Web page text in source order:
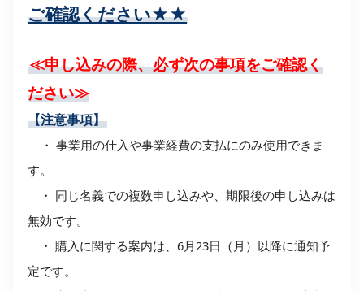
ご確認ください★★
≪申し込みの際、必ず次の事項をご確認く
ださい≫
【注意事項】
・ 事業用の仕入や事業経費の支払にのみ使用できま
す。
・ 同じ名義での複数申し込みや、期限後の申し込みは
無効です。
・ 購入に関する案内は、6月23日（月）以降に通知予
定です。